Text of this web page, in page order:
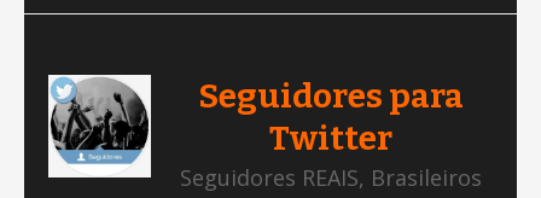
Seguidores para
Twitter
Seguidores REAIS, Brasileiros